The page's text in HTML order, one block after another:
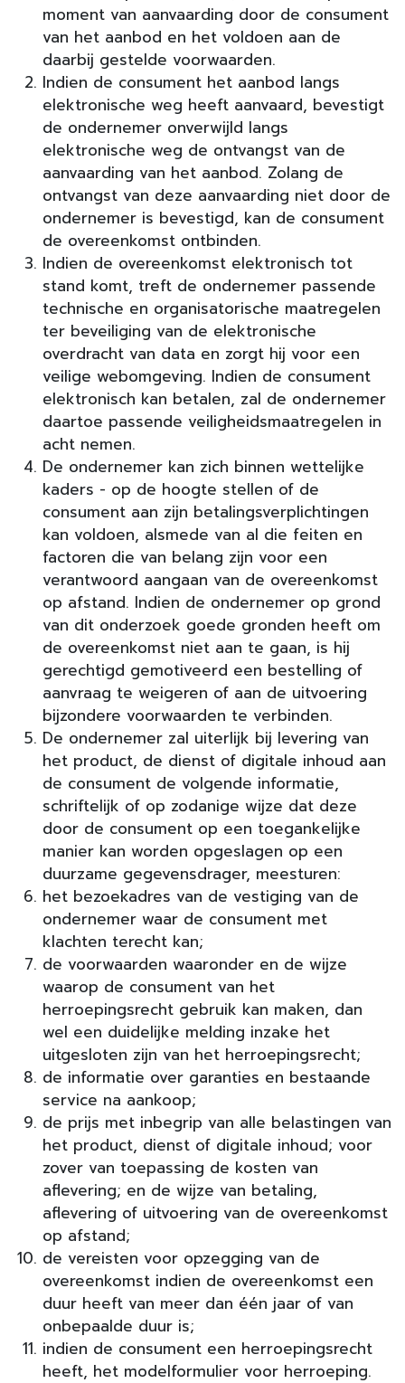
moment van aanvaarding door de consument
van het aanbod en het voldoen aan de
daarbij gestelde voorwaarden.
Indien de consument het aanbod langs
elektronische weg heeft aanvaard, bevestigt
de ondernemer onverwijld langs
elektronische weg de ontvangst van de
aanvaarding van het aanbod. Zolang de
ontvangst van deze aanvaarding niet door de
ondernemer is bevestigd, kan de consument
de overeenkomst ontbinden.
Indien de overeenkomst elektronisch tot
stand komt, treft de ondernemer passende
technische en organisatorische maatregelen
ter beveiliging van de elektronische
overdracht van data en zorgt hij voor een
veilige webomgeving. Indien de consument
elektronisch kan betalen, zal de ondernemer
daartoe passende veiligheidsmaatregelen in
acht nemen.
De ondernemer kan zich binnen wettelijke
kaders - op de hoogte stellen of de
consument aan zijn betalingsverplichtingen
kan voldoen, alsmede van al die feiten en
factoren die van belang zijn voor een
verantwoord aangaan van de overeenkomst
op afstand. Indien de ondernemer op grond
van dit onderzoek goede gronden heeft om
de overeenkomst niet aan te gaan, is hij
gerechtigd gemotiveerd een bestelling of
aanvraag te weigeren of aan de uitvoering
bijzondere voorwaarden te verbinden.
De ondernemer zal uiterlijk bij levering van
het product, de dienst of digitale inhoud aan
de consument de volgende informatie,
schriftelijk of op zodanige wijze dat deze
door de consument op een toegankelijke
manier kan worden opgeslagen op een
duurzame gegevensdrager, meesturen:
het bezoekadres van de vestiging van de
ondernemer waar de consument met
klachten terecht kan;
de voorwaarden waaronder en de wijze
waarop de consument van het
herroepingsrecht gebruik kan maken, dan
wel een duidelijke melding inzake het
uitgesloten zijn van het herroepingsrecht;
de informatie over garanties en bestaande
service na aankoop;
de prijs met inbegrip van alle belastingen van
het product, dienst of digitale inhoud; voor
zover van toepassing de kosten van
aflevering; en de wijze van betaling,
aflevering of uitvoering van de overeenkomst
op afstand;
de vereisten voor opzegging van de
overeenkomst indien de overeenkomst een
duur heeft van meer dan één jaar of van
onbepaalde duur is;
indien de consument een herroepingsrecht
heeft, het modelformulier voor herroeping.